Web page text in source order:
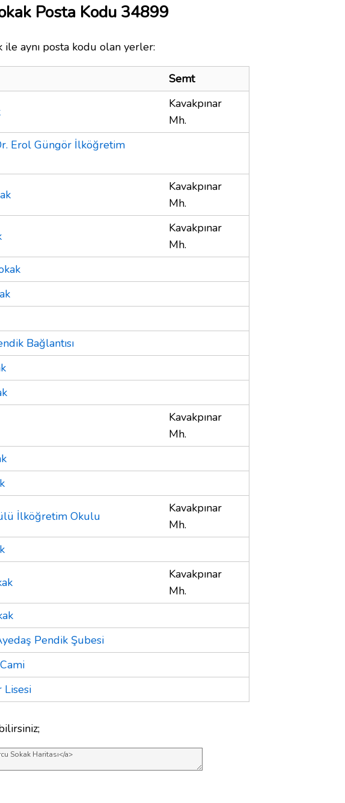
Posta Kodu 34899
ile aynı posta kodu olan yerler:
Semt
Kavakpınar
Mh.
Erol Güngör İlköğretim
Kavakpınar
Mh.
Kavakpınar
Mh.
Bağlantısı
Kavakpınar
Mh.
İlköğretim Okulu
Kavakpınar
Mh.
Kavakpınar
Mh.
Pendik Şubesi
Lisesi